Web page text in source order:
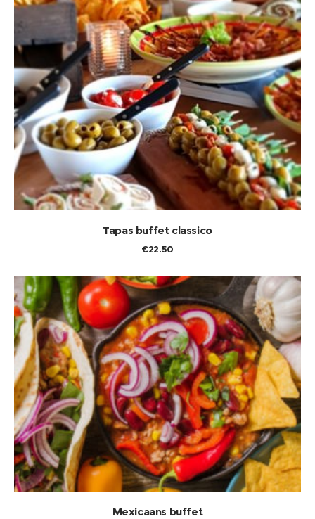
TOEVOEGEN AAN WINKELWAGEN
Tapas buffet classico
€22.50
TOEVOEGEN AAN WINKELWAGEN
Mexicaans buffet